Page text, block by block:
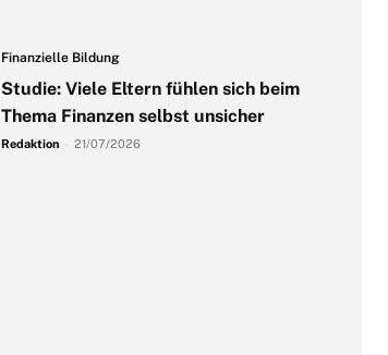
Finanzielle Bildung
Studie: Viele Eltern fühlen sich beim
Thema Finanzen selbst unsicher
Redaktion 21/07/2026